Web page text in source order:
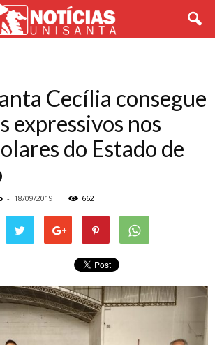
Cecília consegue
expressivos nos
do Estado de
- 18/09/2019 662